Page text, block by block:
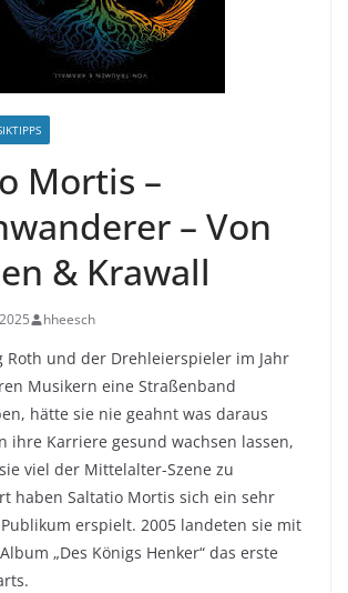
Mortis –
– Von
& Krawall
hheesch
Roth und der Drehleierspieler im Jahr
Musikern eine Straßenband
hätte sie nie geahnt was daraus
ihre Karriere gesund wachsen lassen,
viel der Mittelalter-Szene zu
haben Saltatio Mortis sich ein sehr
erspielt. 2005 landeten sie mit
„Des Königs Henker“ das erste